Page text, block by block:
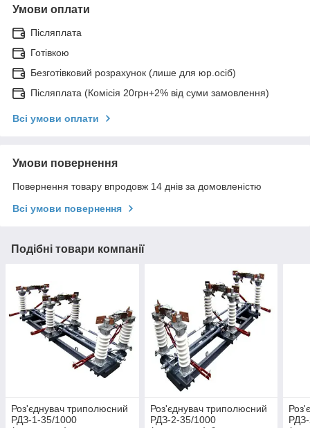
Умови оплати
Післяплата
Готівкою
Безготівковий розрахунок (лише для юр.осіб)
Післяплата (Комісія 20грн+2% від суми замовлення)
Всі умови оплати
Умови повернення
Повернення товару впродовж 14 днів за домовленістю
Всі умови повернення
Подібні товари компанії
Роз'єднувач триполюсний
РДЗ-1-35/1000
Роз'єднувач триполюсний
РДЗ-2-35/1000